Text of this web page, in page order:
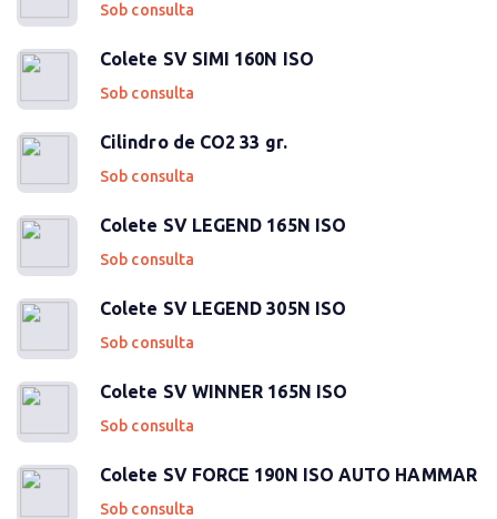
Sob consulta
Colete SV SIMI 160N ISO
Sob consulta
Cilindro de CO2 33 gr.
Sob consulta
Colete SV LEGEND 165N ISO
Sob consulta
Colete SV LEGEND 305N ISO
Sob consulta
Colete SV WINNER 165N ISO
Sob consulta
Colete SV FORCE 190N ISO AUTO HAMMAR
Sob consulta